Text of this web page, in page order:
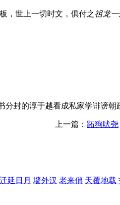
，世上一切时文，俱付之祖龙
分封的淳于越看成私家学诽谤
上一篇： 跖狗吠尧
迁延日月 墙外汉 老来俏 天覆地载